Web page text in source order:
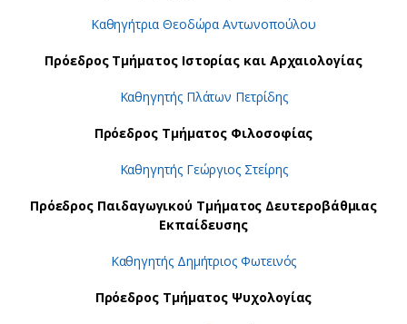
Καθηγήτρια Θεοδώρα Αντωνοπούλου
Πρόεδρος Τμήματος Ιστορίας και Αρχαιολογίας
Καθηγητής Πλάτων Πετρίδης
Πρόεδρος Τμήματος Φιλοσοφίας
Καθηγητής Γεώργιος Στείρης
Πρόεδρος Παιδαγωγικού Τμήματος Δευτεροβάθμιας
Εκπαίδευσης
Καθηγητής Δημήτριος Φωτεινός
Πρόεδρος Τμήματος Ψυχολογίας